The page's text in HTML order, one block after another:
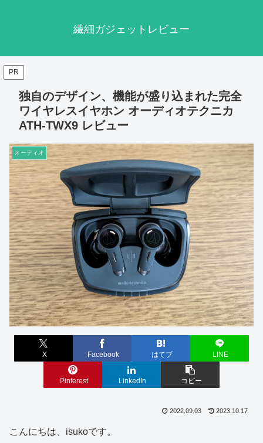
繊細ガジェットレビュー
PR
独自のデザイン、機能が盛り込まれた完全
ワイヤレスイヤホン オーディオテクニカ
ATH-TWX9 レビュー
オーディオ
X Facebook はてブ LINE
Pinterest LinkedIn コピー
2022.09.03 2023.10.17
こんにちは、isukoです。